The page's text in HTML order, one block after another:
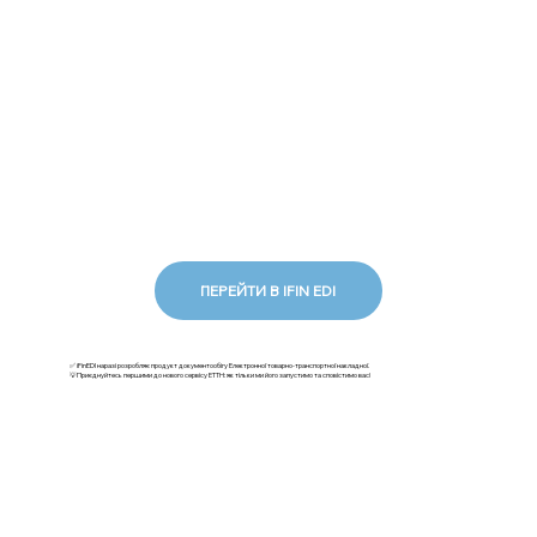
ПЕРЕЙТИ В IFIN EDI
✅ iFinEDI наразі розробляє продукт документообігу Електронної товарно-транспортної накладної.
💡Приєднуйтесь першими до нового сервісу ЕТТН: як тільки ми його запустимо та сповістимо вас!